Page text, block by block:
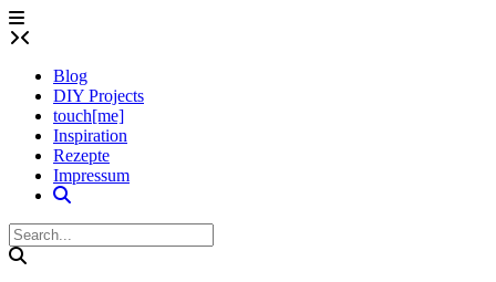
Skip
to
Blog
DIY Projects
touch[me]
Inspiration
Rezepte
Impressum